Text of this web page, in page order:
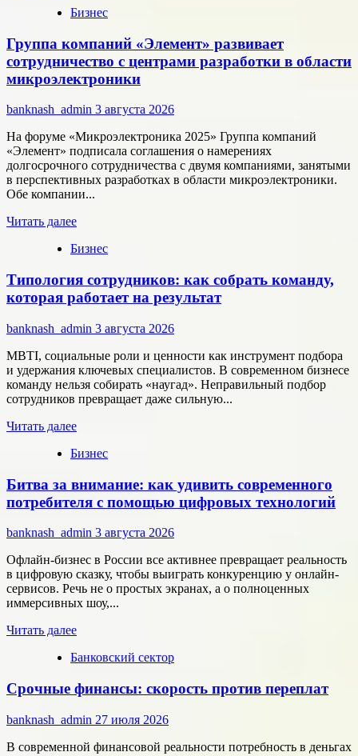
о
цифровые
активы
меняют
подход
онлайн-
Бизнес
Группа компаний «Элемент» развивает
сотрудничество с центрами разработки в области
микроэлектроники
banknash_admin 3 августа 2026
На форуме «Микроэлектроника 2025» Группа компаний
«Элемент» подписала соглашения о намерениях
долгосрочного сотрудничества с двумя компаниями, занятыми
в перспективных разработках в области микроэлектроники.
Обе компании...
Читать далееПрочитать
о
компаний
«Элемент»
развивает
сотрудничество
с
центрами
разработки
в
области
микроэлектроники
Бизнес
Типология сотрудников: как собрать команду,
которая работает на результат
banknash_admin 3 августа 2026
MBTI, социальные роли и ценности как инструмент подбора
и удержания ключевых специалистов. В современном бизнесе
команду нельзя собирать «наугад». Неправильный подбор
сотрудников превращает даже сильную...
Читать далееПрочитать
о
сотрудников:
как
собрать
команду,
которая
работает
на
результат
Бизнес
Битва за внимание: как удивить современного
потребителя с помощью цифровых технологий
banknash_admin 3 августа 2026
Офлайн-бизнес в России все активнее превращает реальность
в цифровую сказку, чтобы выиграть конкуренцию у онлайн-
сервисов. Речь не о простых экранах, а о полноценных
иммерсивных шоу,...
Читать далееПрочитать
о
за
внимание:
как
удивить
современного
Банковский сектор
Срочные финансы: скорость против переплат
banknash_admin 27 июля 2026
В современной финансовой реальности потребность в деньгах